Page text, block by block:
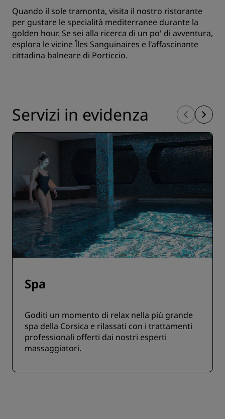
Quando il sole tramonta, visita il nostro ristorante
per gustare le specialità mediterranee durante la
golden hour. Se sei alla ricerca di un po' di avventura,
esplora le vicine Îles Sanguinaires e l'affascinante
cittadina balneare di Porticcio.
Servizi in evidenza
Spa
Goditi un momento di relax nella più grande
spa della Corsica e rilassati con i trattamenti
professionali offerti dai nostri esperti
massaggiatori.